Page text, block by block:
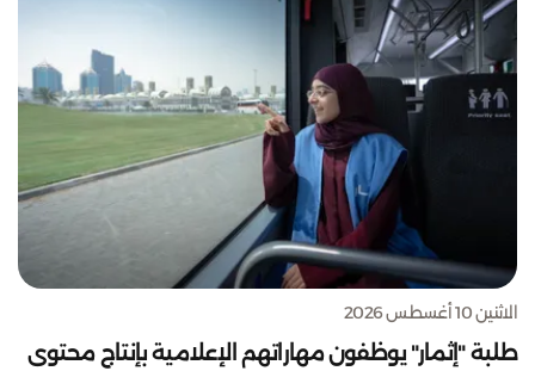
الاثنين 10 أغسطس 2026
طلبة "إثمار" يوظفون مهاراتهم الإعلامية بإنتاج محتوى